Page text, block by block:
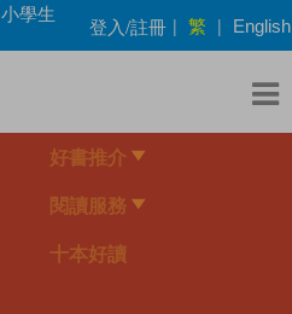
小學生
登入/註冊 | 繁 | English
好書推介
閱讀服務
十本好讀